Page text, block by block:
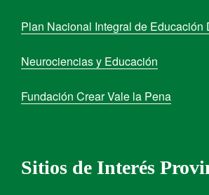
Plan Nacional Integral de Educación
Neurociencias y Educación
Fundación Crear Vale la Pena
Sitios de Interés